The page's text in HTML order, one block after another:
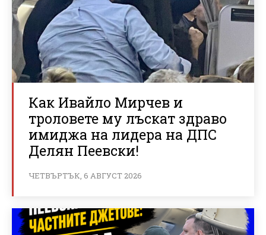
Как Ивайло Мирчев и
троловете му лъскат здраво
имиджа на лидера на ДПС
Делян Пеевски!
ЧЕТВЪРТЪК, 6 АВГУСТ 2026